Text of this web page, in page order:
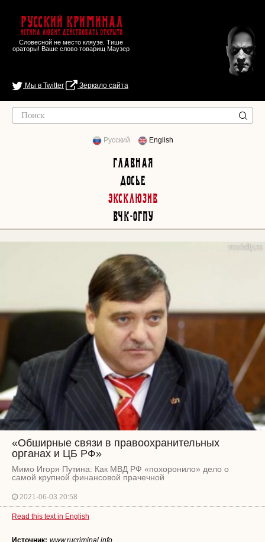
Русский Криминал
Истина любит действовать открыто
Словесной не место кляузе. Тише
ораторы! Ваше слово товарищ Маузер
Мы в Twitter Зеркало сайта
Русский English
Главная
Досье
Эксклюзив
ВЧК-ОГПУ
«Обширные связи в правоохранительных
органах и ЦБ РФ»
Мимо Игоря Путина: Как МВД РФ «похоронило» дело о
самой крупной финансовой прачечной
2021-06-03 20:58
Read this text in English
Источник: www.rucriminal.info